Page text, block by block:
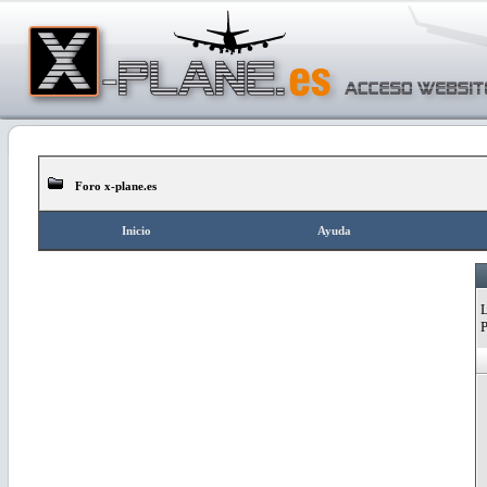
Foro x-plane.es
Inicio Ayuda